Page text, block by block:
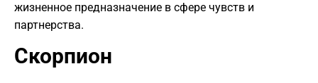
жизненное предназначение в сфере чувств и
партнерства.
Скорпион